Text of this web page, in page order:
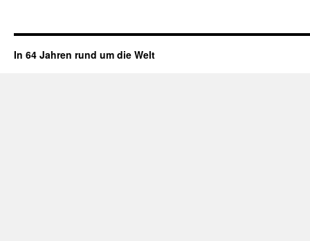
In 64 Jahren rund um die Welt